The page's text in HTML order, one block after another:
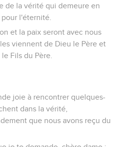
de la vérité qui demeure en
l'éternité.
et la paix seront avec nous
viennent de Dieu le Père et
Fils du Père.
joie à rencontrer quelques-
dans la vérité,
que nous avons reçu du